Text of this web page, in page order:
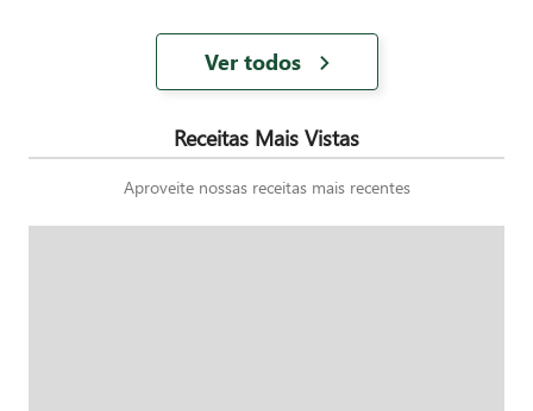
Ver todos
Receitas Mais Vistas
Aproveite nossas receitas mais recentes